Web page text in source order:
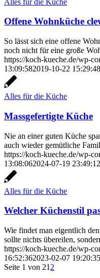
Offene Wohnküche
So lässt sich eine offene
noch nicht für eine große
https://koch-kueche.de/wp-
13:09:582019-10-22 15:29:48
Alles für die Küche
Massgefertigte Küche
Nie an einer guten Küche
auch wieder gemütliche
https://koch-kueche.de/wp-
13:08:062024-07-19 23:49:12
Alles für die Küche
Welcher Küchenstil
Wie findet man eigentlich
sollte nichts übereilen,
https://koch-kueche.de/wp-
16:52:362023-02-07 19:20:35
Seite 1 von 21 2